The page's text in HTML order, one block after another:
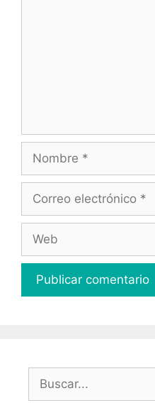
Nombre
Correo
Web
Buscar: